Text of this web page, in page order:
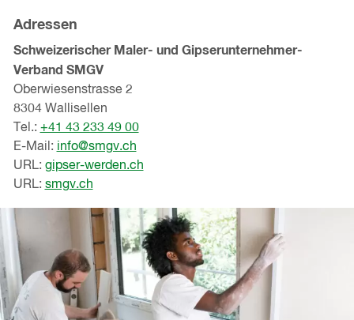
Adressen
Schweizerischer Maler- und Gipserunternehmer-
Verband SMGV
Oberwiesenstrasse 2
8304 Wallisellen
Tel.: +41 43 233 49 00
E-Mail: info@smgv.ch
URL: gipser-werden.ch
URL: smgv.ch